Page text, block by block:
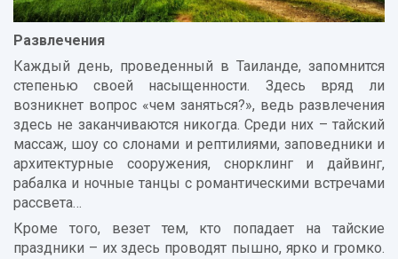
Развлечения
Каждый день, проведенный в Таиланде, запомнится
степенью своей насыщенности. Здесь вряд ли
возникнет вопрос «чем заняться?», ведь развлечения
здесь не заканчиваются никогда. Среди них – тайский
массаж, шоу со слонами и рептилиями, заповедники и
архитектурные сооружения, снорклинг и дайвинг,
рабалка и ночные танцы с романтическими встречами
рассвета…
Кроме того, везет тем, кто попадает на тайские
праздники – их здесь проводят пышно, ярко и громко.